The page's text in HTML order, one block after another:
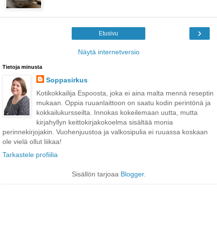
›
Etusivu
Näytä internetversio
Tietoja minusta
Soppasirkus
Kotikokkailija Espoosta, joka ei aina malta mennä reseptin
mukaan. Oppia ruuanlaittoon on saatu kodin perintönä ja
kokkailukursseilta. Innokas kokeilemaan uutta, mutta
kirjahyllyn keittokirjakokoelma sisältää monia
perinnekirjojakin. Vuohenjuustoa ja valkosipulia ei ruuassa koskaan
ole vielä ollut liikaa!
Tarkastele profiilia
Sisällön tarjoaa Blogger.